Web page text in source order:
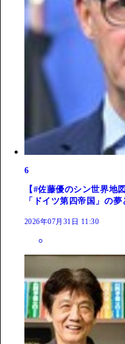
6
【#佐藤優のシン世界地
「ドイツ第四帝国」の夢
2026年07月31日 11:30